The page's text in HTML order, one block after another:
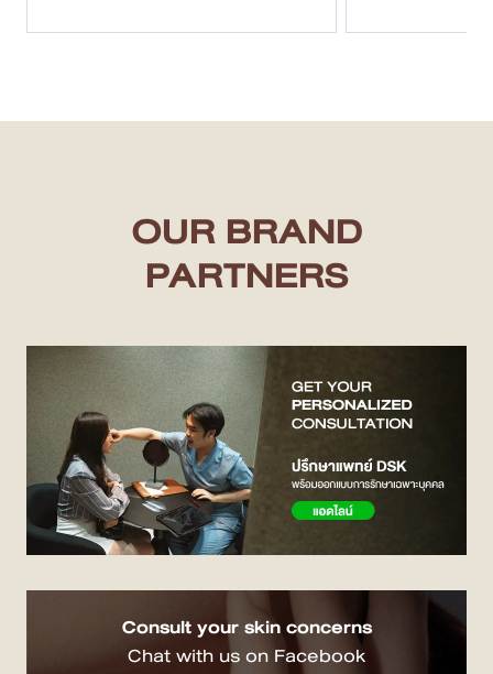
OUR BRAND
PARTNERS
Consult your skin concerns
Chat with us on Facebook